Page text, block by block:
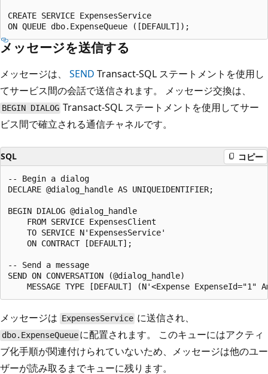
CREATE SERVICE ExpensesService
メッセージを送信する
メッセージは、 SEND Transact-SQL ステートメントを使用し
てサービス間の会話で送信されます。 メッセージ交換は、
BEGIN DIALOG Transact-SQL ステートメントを使用してサー
ビス間で確立される通信チャネルです。
SQL コピー
-- Begin a dialog
DECLARE @dialog_handle AS UNIQUEIDENTIFIER;
BEGIN DIALOG @dialog_handle
    FROM SERVICE ExpensesClient
    TO SERVICE N'ExpensesService'
    ON CONTRACT [DEFAULT];
-- Send a message
SEND ON CONVERSATION (@dialog_handle)
メッセージは ExpensesService に送信され、
dbo.ExpenseQueue に配置されます。 このキューにはアクティ
ブ化手順が関連付けられていないため、メッセージは他のユー
ザーが読み取るまでキューに残ります。